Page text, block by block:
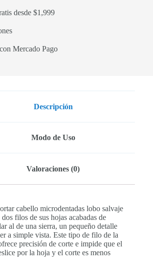
desde $1,999
Mercado Pago
Descripción
Modo de Uso
Valoraciones (0)
cabello microdentadas lobo salvaje
filos de sus hojas acabadas de
al de una sierra, un pequeño detalle
a simple vista. Este tipo de filo de la
precisión de corte e impide que el
por la hoja y el corte es menos